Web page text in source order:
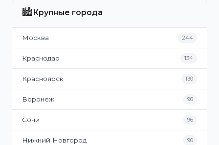
🏙️Крупные города
Москва 244
Краснодар 134
Красноярск 130
Воронеж 96
Сочи 96
Нижний Новгород 90